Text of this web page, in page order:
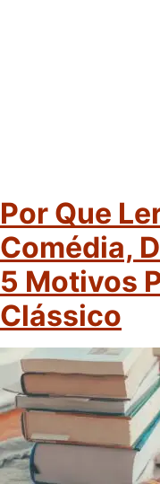
Por Que
Comédia,
5 Motivos
Clássico